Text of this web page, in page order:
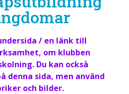
/ en länk till
om klubben
Du kan också
denna sida, men använd
och bilder.